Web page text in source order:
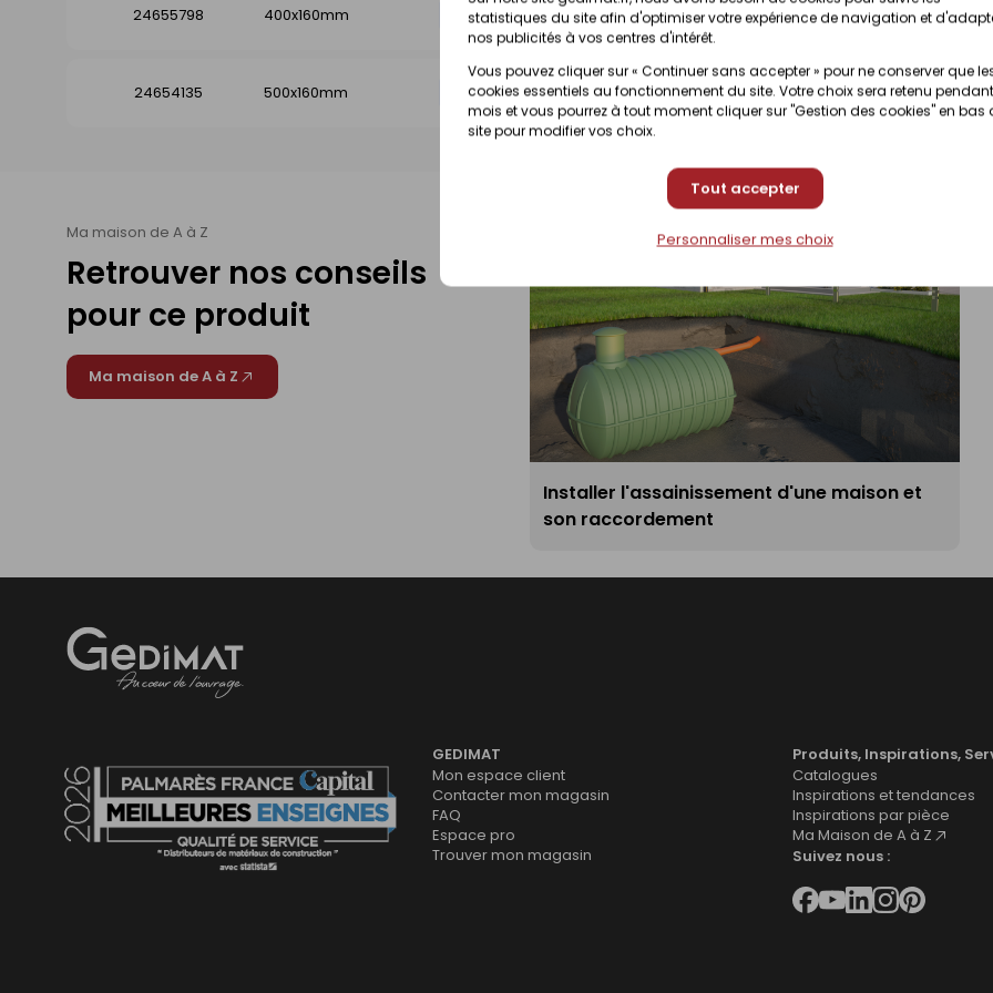
statistiques du site afin d'optimiser votre expérience de navigation et
nos publicités à vos centres d'intérêt.
Vous pouvez cliquer sur « Continuer sans accepter » pour ne conserver que
cookies essentiels au fonctionnement du site. Votre choix sera retenu pendant
mois et vous pourrez à tout moment cliquer sur "Gestion des cookies" en bas
site pour modifier vos choix.
Tout accepter
Personnaliser mes choix
24655798 400x160mm Disponibilité selon magasin Prix en magasin
(contactez votre
24654135
500x160mm Disponibilité selon magasin Prix en magasin
(contactez votre
Ma maison de A à Z
Retrouver nos conseils
pour ce produit
Ma maison de A à Z
Installer l'assainissement d'une maison et
son raccordement
GEDIMAT
Mon espace client
Contacter mon magasin
FAQ
Espace pro
Trouver mon magasin
Produits, Inspirations,
Catalogues
Inspirations et tendances
Inspirations par pièce
Ma Maison de A à Z
Suivez nous :